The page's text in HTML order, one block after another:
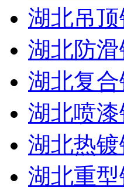
湖北吊顶
湖北防滑
湖北复合
湖北喷漆
湖北热
湖北重型